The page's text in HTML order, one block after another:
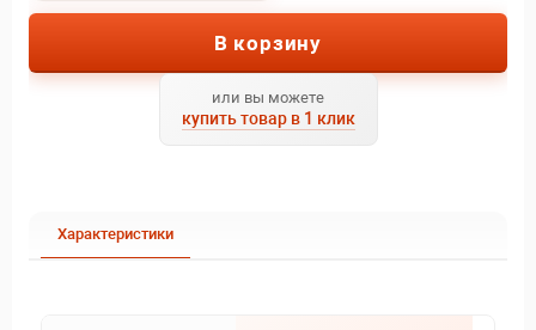
В корзину
или вы можете
купить товар в 1 клик
Характеристики